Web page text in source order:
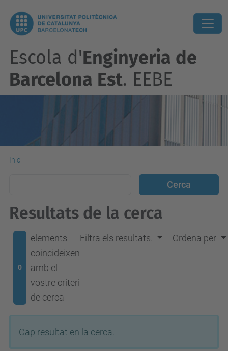
Escola d'Enginyeria de
Barcelona Est. EEBE
Inici
Resultats de la cerca
0
elements
coincideixen
amb el
vostre criteri
de cerca
Filtra els resultats. Ordena per
Cap resultat en la cerca.